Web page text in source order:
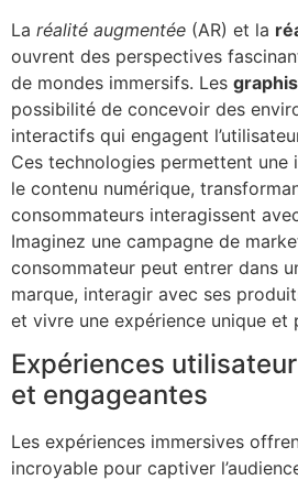
La réalité augmentée (AR) et la
ouvrent des perspectives
de mondes immersifs. Les
possibilité de concevoir des
interactifs qui engagent
Ces technologies permettent une
le contenu numérique,
consommateurs interagissent
Imaginez une campagne de
consommateur peut entrer dans
marque, interagir avec ses
et vivre une expérience unique et
Expériences
et engageantes
Les expériences immersives
incroyable pour captiver